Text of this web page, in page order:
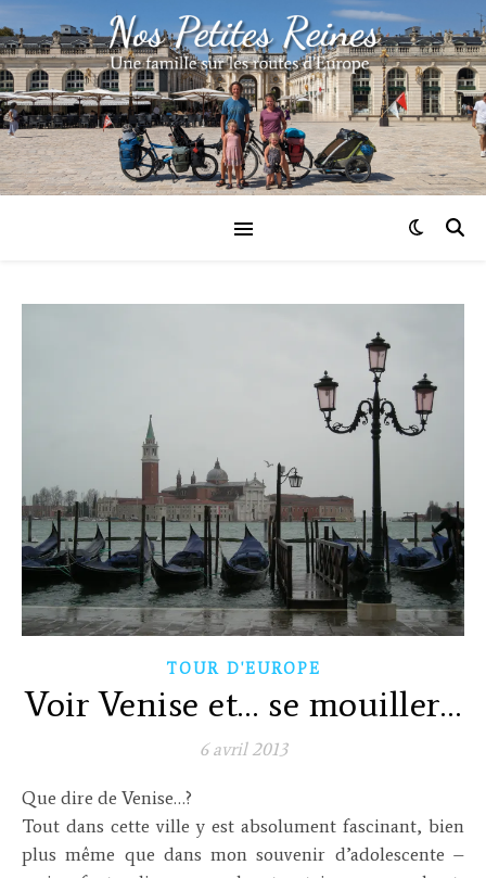
TOUR D'EUROPE
Voir Venise et… se mouiller…
6 avril 2013
Que dire de Venise…?
Tout dans cette ville y est absolument fascinant, bien
plus même que dans mon souvenir d’adolescente –